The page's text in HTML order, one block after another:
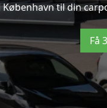
til din
Få